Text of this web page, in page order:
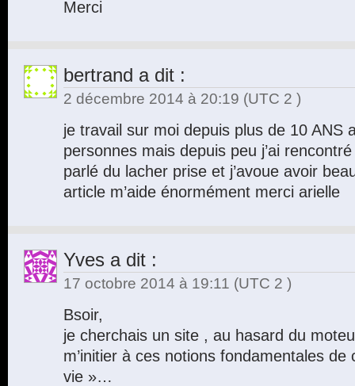
Merci
bertrand a dit :
2 décembre 2014 à 20:19 (UTC 2 )
je travail sur moi depuis plus de 10 ANS
personnes mais depuis peu j’ai
parlé du lacher prise et j’avoue avoir
article m’aide énormément merci arielle
Yves a dit :
17 octobre 2014 à 19:11 (UTC 2 )
Bsoir,
je cherchais un site , au hasard du
m’initier à ces notions fondamentales de
vie »…